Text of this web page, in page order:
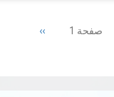
صفحة 1 Next
››